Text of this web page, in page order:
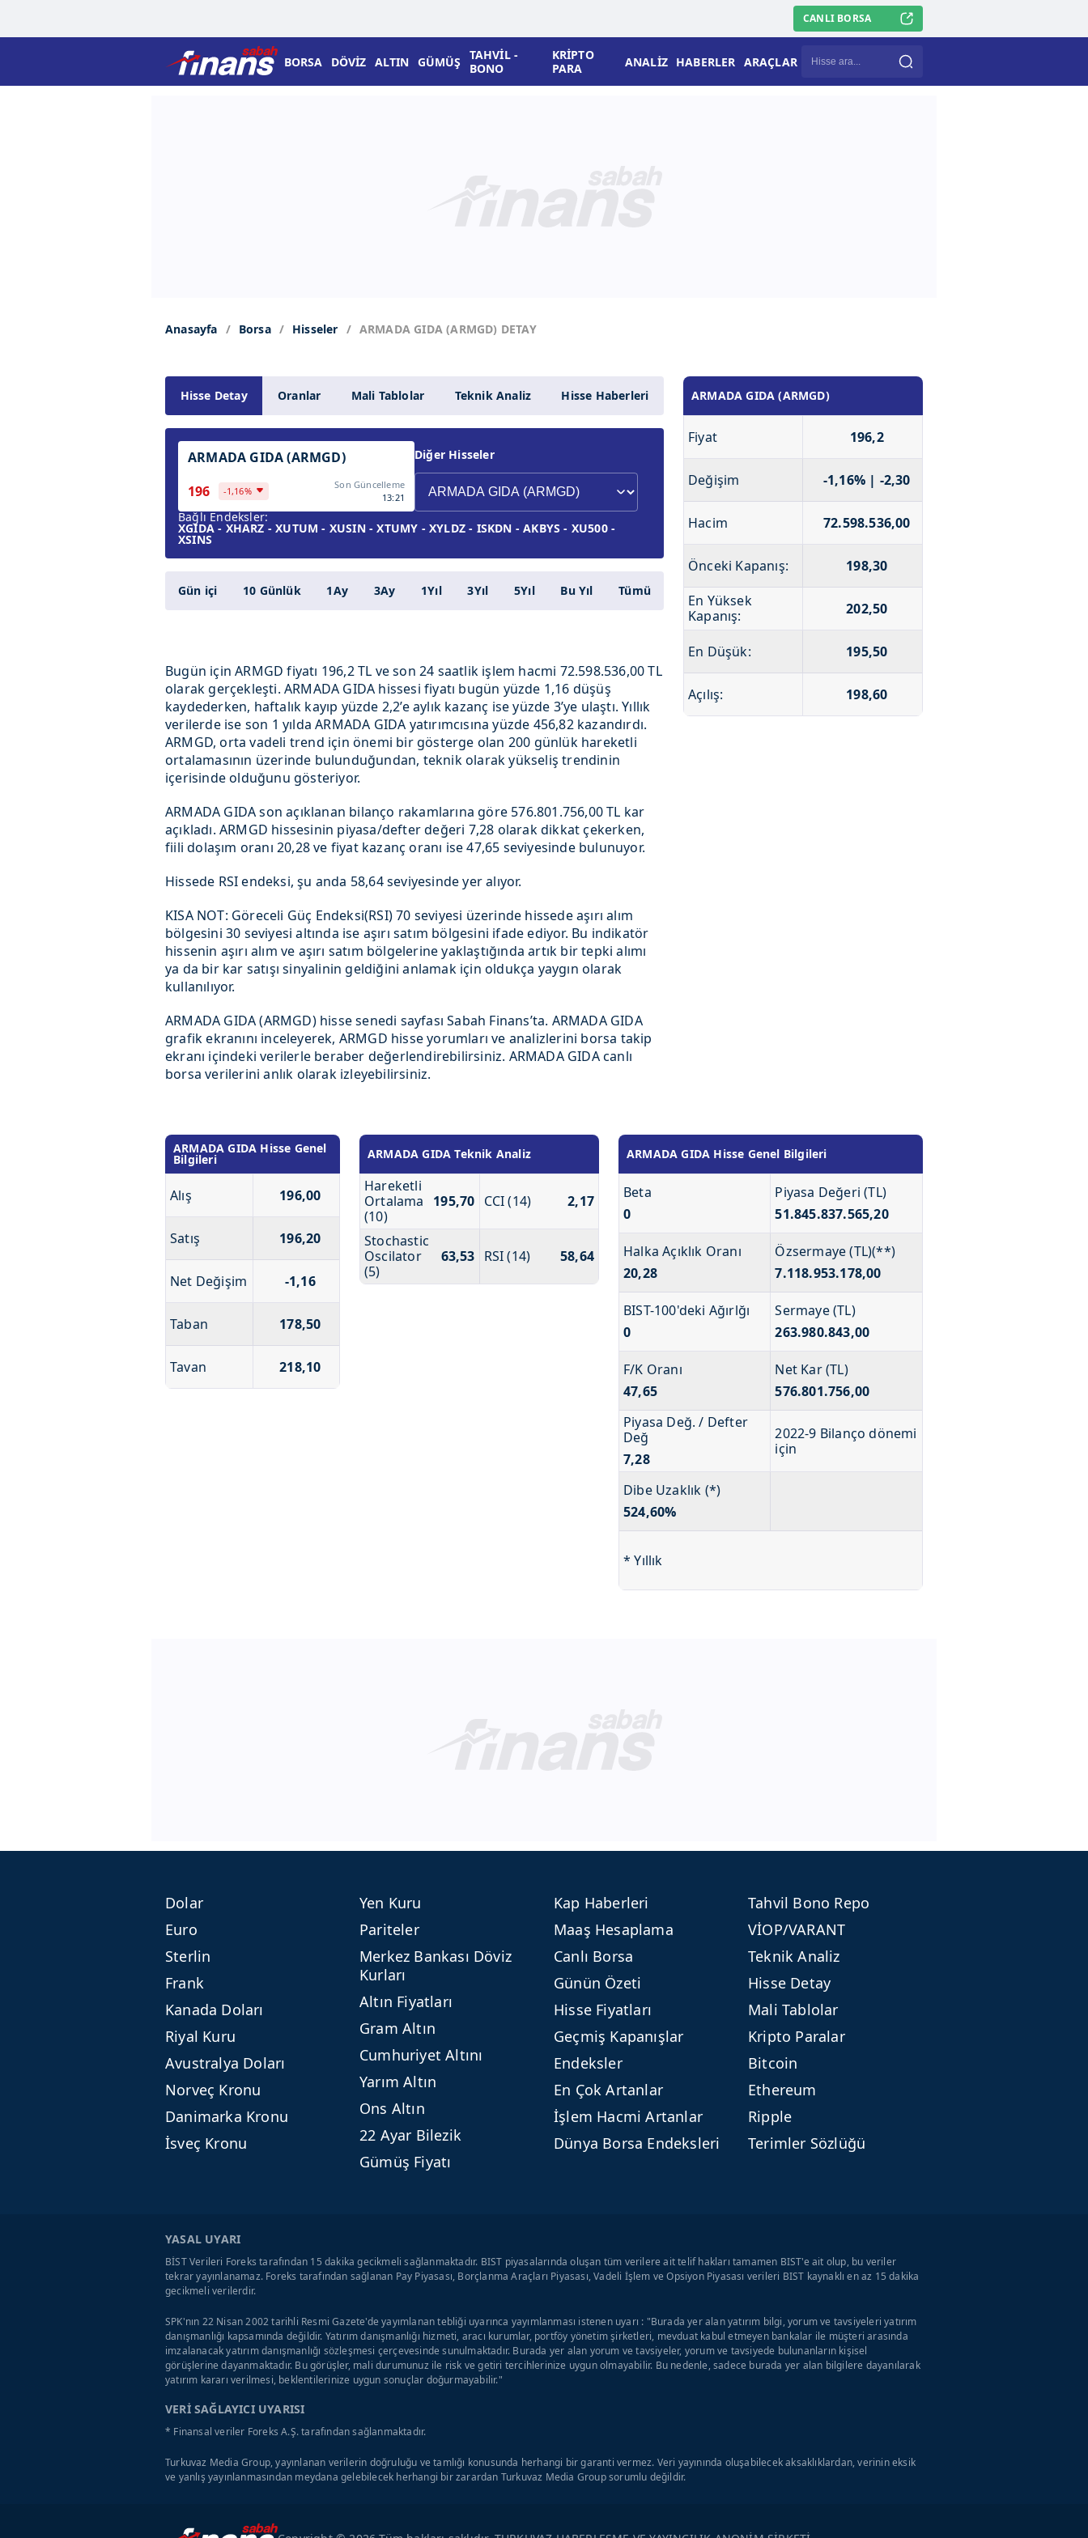
CANLI BORSA
BORSA DÖVİZ ALTIN GÜMÜŞ
TAHVİL -
BONO
KRİPTO
PARA
ANALİZ HABERLER ARAÇLAR
Anasayfa Borsa Hisseler ARMADA GIDA (ARMGD) DETAY
Hisse Detay Oranlar Mali Tablolar Teknik Analiz Hisse Haberleri
ARMADA GIDA (ARMGD)
196
-1,16%
Son Güncelleme
13:21
Diğer Hisseler
Bağlı Endeksler:
XGIDA - XHARZ - XUTUM - XUSIN - XTUMY - XYLDZ - ISKDN - AKBYS - XU500 -
XSINS
Gün içi 10 Günlük 1Ay 3Ay 1Yıl 3Yıl 5Yıl Bu Yıl Tümü
Bugün için ARMGD fiyatı 196,2 TL ve son 24 saatlik işlem hacmi 72.598.536,00 TL
olarak gerçekleşti. ARMADA GIDA hissesi fiyatı bugün yüzde 1,16 düşüş
kaydederken, haftalık kayıp yüzde 2,2’e aylık kazanç ise yüzde 3’ye ulaştı. Yıllık
verilerde ise son 1 yılda ARMADA GIDA yatırımcısına yüzde 456,82 kazandırdı.
ARMGD, orta vadeli trend için önemi bir gösterge olan 200 günlük hareketli
ortalamasının üzerinde bulunduğundan, teknik olarak yükseliş trendinin
içerisinde olduğunu gösteriyor.
ARMADA GIDA son açıklanan bilanço rakamlarına göre 576.801.756,00 TL kar
açıkladı. ARMGD hissesinin piyasa/defter değeri 7,28 olarak dikkat çekerken,
fiili dolaşım oranı 20,28 ve fiyat kazanç oranı ise 47,65 seviyesinde bulunuyor.
Hissede RSI endeksi, şu anda 58,64 seviyesinde yer alıyor.
KISA NOT: Göreceli Güç Endeksi(RSI) 70 seviyesi üzerinde hissede aşırı alım
bölgesini 30 seviyesi altında ise aşırı satım bölgesini ifade ediyor. Bu indikatör
hissenin aşırı alım ve aşırı satım bölgelerine yaklaştığında artık bir tepki alımı
ya da bir kar satışı sinyalinin geldiğini anlamak için oldukça yaygın olarak
kullanılıyor.
ARMADA GIDA (ARMGD) hisse senedi sayfası Sabah Finans’ta. ARMADA GIDA
grafik ekranını inceleyerek, ARMGD hisse yorumları ve analizlerini borsa takip
ekranı içindeki verilerle beraber değerlendirebilirsiniz. ARMADA GIDA canlı
borsa verilerini anlık olarak izleyebilirsiniz.
ARMADA GIDA (ARMGD)
Fiyat 196,2
Değişim -1,16% | -2,30
Hacim 72.598.536,00
Önceki Kapanış:
198,30
En Yüksek
Kapanış:
202,50
En Düşük: 195,50
Açılış: 198,60
ARMADA GIDA Hisse Genel
Bilgileri
Alış 196,00
Satış 196,20
Net Değişim -1,16
Taban 178,50
Tavan 218,10
ARMADA GIDA Teknik Analiz
Hareketli
Ortalama
(10)
195,70 CCI (14) 2,17
Stochastic
Oscilator
(5)
63,53 RSI (14) 58,64
ARMADA GIDA Hisse Genel Bilgileri
Beta
0
Piyasa Değeri (TL)
51.845.837.565,20
Halka Açıklık Oranı
20,28
Özsermaye (TL)(**)
7.118.953.178,00
BIST-100'deki Ağırlğı
0
Sermaye (TL)
263.980.843,00
F/K Oranı
47,65
Net Kar (TL)
576.801.756,00
Piyasa Değ. / Defter
Değ
7,28
2022-9 Bilanço dönemi
için
Dibe Uzaklık (*)
524,60%
* Yıllık
Dolar
Euro
Sterlin
Frank
Kanada Doları
Riyal Kuru
Avustralya Doları
Norveç Kronu
Danimarka Kronu
İsveç Kronu
Yen Kuru
Pariteler
Merkez Bankası Döviz
Kurları
Altın Fiyatları
Gram Altın
Cumhuriyet Altını
Yarım Altın
Ons Altın
22 Ayar Bilezik
Gümüş Fiyatı
Kap Haberleri
Maaş Hesaplama
Canlı Borsa
Günün Özeti
Hisse Fiyatları
Geçmiş Kapanışlar
Endeksler
En Çok Artanlar
İşlem Hacmi Artanlar
Dünya Borsa Endeksleri
Tahvil Bono Repo
VİOP/VARANT
Teknik Analiz
Hisse Detay
Mali Tablolar
Kripto Paralar
Bitcoin
Ethereum
Ripple
Terimler Sözlüğü
YASAL UYARI
BİST Verileri Foreks tarafından 15 dakika gecikmeli sağlanmaktadır. BIST piyasalarında oluşan tüm verilere ait telif hakları tamamen BIST'e ait olup, bu veriler
tekrar yayınlanamaz. Foreks tarafından sağlanan Pay Piyasası, Borçlanma Araçları Piyasası, Vadeli İşlem ve Opsiyon Piyasası verileri BIST kaynaklı en az 15 dakika
gecikmeli verilerdir.
SPK'nın 22 Nisan 2002 tarihli Resmi Gazete'de yayımlanan tebliği uyarınca yayımlanması istenen uyarı : "Burada yer alan yatırım bilgi, yorum ve tavsiyeleri yatırım
danışmanlığı kapsamında değildir. Yatırım danışmanlığı hizmeti, aracı kurumlar, portföy yönetim şirketleri, mevduat kabul etmeyen bankalar ile müşteri arasında
imzalanacak yatırım danışmanlığı sözleşmesi çerçevesinde sunulmaktadır. Burada yer alan yorum ve tavsiyeler, yorum ve tavsiyede bulunanların kişisel
görüşlerine dayanmaktadır. Bu görüşler, mali durumunuz ile risk ve getiri tercihlerinize uygun olmayabilir. Bu nedenle, sadece burada yer alan bilgilere dayanılarak
yatırım kararı verilmesi, beklentilerinize uygun sonuçlar doğurmayabilir."
VERİ SAĞLAYICI UYARISI
* Finansal veriler Foreks A.Ş. tarafından sağlanmaktadır.
Turkuvaz Media Group, yayınlanan verilerin doğruluğu ve tamlığı konusunda herhangi bir garanti vermez. Veri yayınında oluşabilecek aksaklıklardan, verinin eksik
ve yanlış yayınlanmasından meydana gelebilecek herhangi bir zarardan Turkuvaz Media Group sorumlu değildir.